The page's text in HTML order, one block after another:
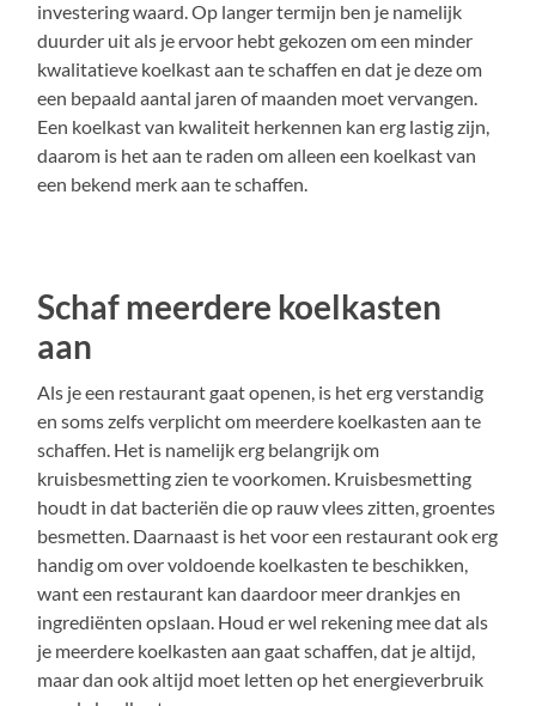
investering waard. Op langer termijn ben je namelijk
duurder uit als je ervoor hebt gekozen om een minder
kwalitatieve koelkast aan te schaffen en dat je deze om
een bepaald aantal jaren of maanden moet vervangen.
Een koelkast van kwaliteit herkennen kan erg lastig zijn,
daarom is het aan te raden om alleen een koelkast van
een bekend merk aan te schaffen.
Schaf meerdere koelkasten
aan
Als je een restaurant gaat openen, is het erg verstandig
en soms zelfs verplicht om meerdere koelkasten aan te
schaffen. Het is namelijk erg belangrijk om
kruisbesmetting zien te voorkomen. Kruisbesmetting
houdt in dat bacteriën die op rauw vlees zitten, groentes
besmetten. Daarnaast is het voor een restaurant ook erg
handig om over voldoende koelkasten te beschikken,
want een restaurant kan daardoor meer drankjes en
ingrediënten opslaan. Houd er wel rekening mee dat als
je meerdere koelkasten aan gaat schaffen, dat je altijd,
maar dan ook altijd moet letten op het energieverbruik